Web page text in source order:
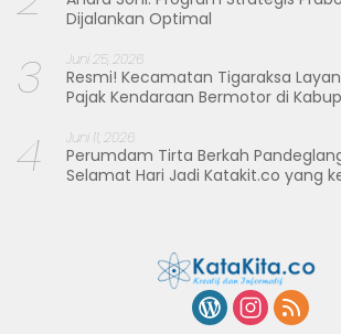
Dijalankan Optimal
3 Juni 25, 2026
Resmi! Kecamatan Tigaraksa
Pajak Kendaraan Bermotor di
4 Juni 11, 2026
Perumdam Tirta Berkah
Selamat Hari Jadi Katakit.co yang